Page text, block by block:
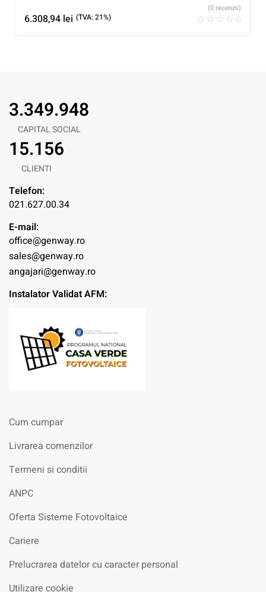
6.308,94 lei (TVA: 21%)
(0 recenzii)
CAPITAL SOCIAL
3.350.000
CLIENTI
15.157
Telefon:
021.627.00.34
E-mail:
office@genway.ro
sales@genway.ro
angajari@genway.ro
Instalator Validat AFM:
Cum cumpar
Livrarea comenzilor
Termeni si conditii
ANPC
Oferta Sisteme Fotovoltaice
Cariere
Prelucrarea datelor cu caracter personal
Utilizare cookie